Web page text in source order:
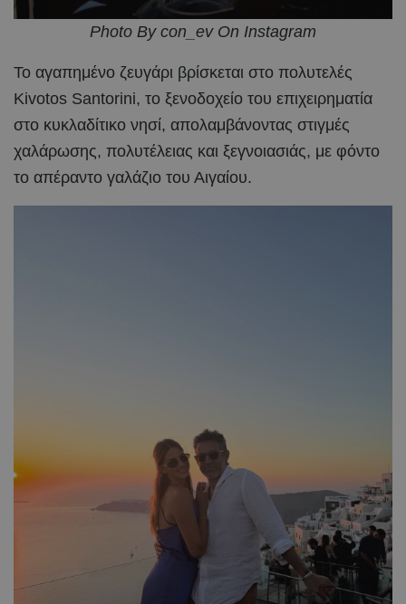
Photo By con_ev On Instagram
Το αγαπημένο ζευγάρι βρίσκεται στο πολυτελές
Kivotos Santorini, το ξενοδοχείο του επιχειρηματία
στο κυκλαδίτικο νησί, απολαμβάνοντας στιγμές
χαλάρωσης, πολυτέλειας και ξεγνοιασιάς, με φόντο
το απέραντο γαλάζιο του Αιγαίου.